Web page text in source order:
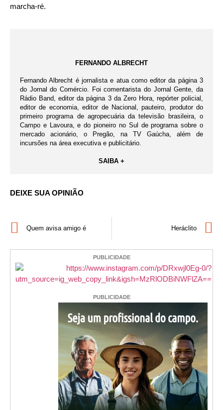
marcha-ré.
FERNANDO ALBRECHT
Fernando Albrecht é jornalista e atua como editor da página 3
do Jornal do Comércio. Foi comentarista do Jornal Gente, da
Rádio Band, editor da página 3 da Zero Hora, repórter policial,
editor de economia, editor de Nacional, pauteiro, produtor do
primeiro programa de agropecuária da televisão brasileira, o
Campo e Lavoura, e do pioneiro no Sul de programa sobre o
mercado acionário, o Pregão, na TV Gaúcha, além de
incursões na área executiva e publicitário.
SAIBA +
DEIXE SUA OPINIÃO
Quem avisa amigo é Heráclito
PUBLICIDADE
PUBLICIDADE